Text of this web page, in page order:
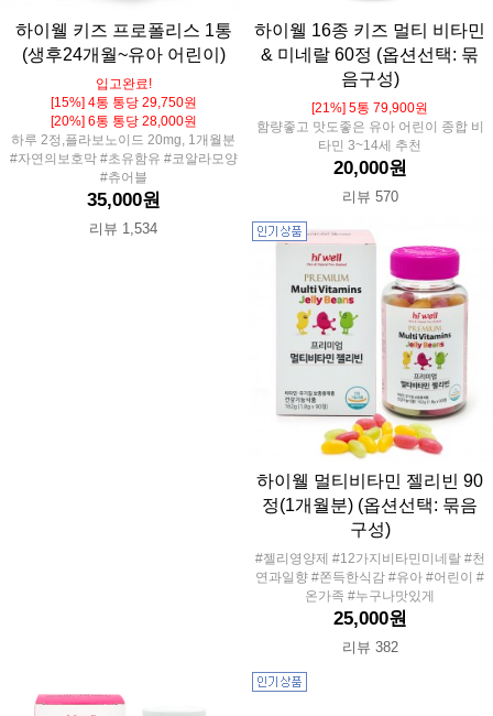
하이웰 키즈 프로폴리스 1통
(생후24개월~유아 어린이)
입고완료!
[15%] 4통 통당 29,750원
[20%] 6통 통당 28,000원
하루 2정,플라보노이드 20mg, 1개월분
#자연의보호막 #초유함유 #코알라모양
#츄어블
35,000원
리뷰 1,534
하이웰 16종 키즈 멀티 비타민
& 미네랄 60정 (옵션선택: 묶
음구성)
[21%] 5통 79,900원
함량좋고 맛도좋은 유아 어린이 종합 비
타민 3~14세 추천
20,000원
리뷰 570
하이웰 멀티비타민 젤리빈 90
정(1개월분) (옵션선택: 묶음
구성)
#젤리영양제 #12가지비타민미네랄 #천
연과일향 #쫀득한식감 #유아 #어린이 #
온가족 #누구나맛있게
25,000원
리뷰 382